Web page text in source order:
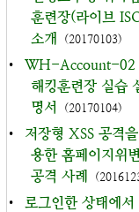
훈련장(라이브
소개
(20170103)
•
WH-Account-02
해킹훈련장 실습
명서
(20170104)
•
저장형 XSS 공격
용한 홈페이지위
공격 사례
•
로그인한 상태에서